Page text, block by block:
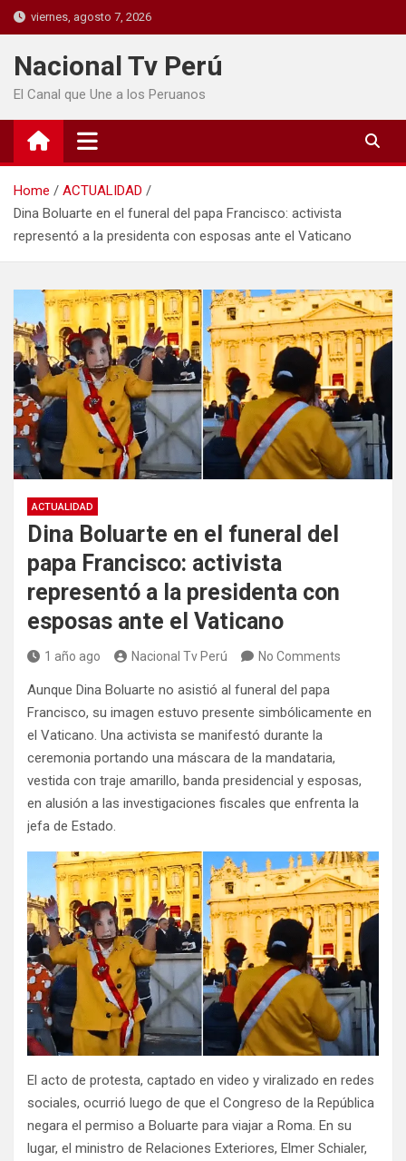
viernes, agosto 7, 2026
Nacional Tv Perú
El Canal que Une a los Peruanos
Home
ACTUALIDAD
Dina Boluarte en el funeral del papa Francisco: activista
representó a la presidenta con esposas ante el Vaticano
ACTUALIDAD
Dina Boluarte en el funeral del
papa Francisco: activista
representó a la presidenta con
esposas ante el Vaticano
1 año ago Nacional Tv Perú No Comments
Aunque Dina Boluarte no asistió al funeral del papa
Francisco, su imagen estuvo presente simbólicamente en
el Vaticano. Una activista se manifestó durante la
ceremonia portando una máscara de la mandataria,
vestida con traje amarillo, banda presidencial y esposas,
en alusión a las investigaciones fiscales que enfrenta la
jefa de Estado.
El acto de protesta, captado en video y viralizado en redes
sociales, ocurrió luego de que el Congreso de la República
negara el permiso a Boluarte para viajar a Roma. En su
lugar, el ministro de Relaciones Exteriores, Elmer Schialer,